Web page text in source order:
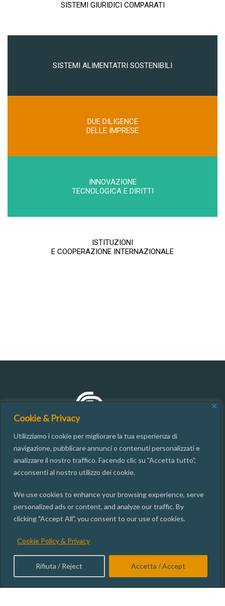
Cookie & Privacy
Utilizziamo i cookie per migliorare la tua esperienza di
navigazione, pubblicare annunci o contenuti personalizzati e
analizzare il nostro traffico. Facendo clic su "Accetta tutto",
acconsenti al nostro utilizzo dei cookie.
We use cookies to enhance your browsing experience, serve
personalized ads or content, and analyze our traffic. By
clicking "Accept All", you consent to our use of cookies.
Cookie Policy & Privacy
Rifiuta / Reject Accetta / Accept
SISTEMI GIURIDICI COMPARATI
SISTEMI ALIMENTATRI SOSTENIBILI
DUE DILIGENCE
DELLE IMPRESE
INNOVAZIONE
TECNOLOGICA E DIRITTI
ISTITUZIONI
E COOPERAZIONE INTERNAZIONALE
CONTATTI
06.49937667
ISGI SOCIAL